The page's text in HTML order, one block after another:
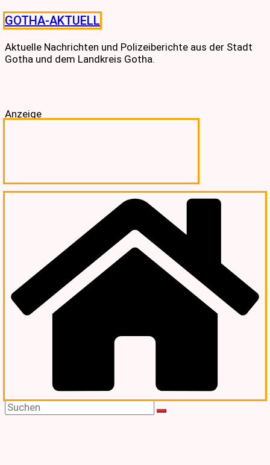
Skip
to
content
GOTHA-AKTUELL
Aktuelle Nachrichten und Polizeiberichte aus der Stadt
Gotha und dem Landkreis Gotha.
Anzeige